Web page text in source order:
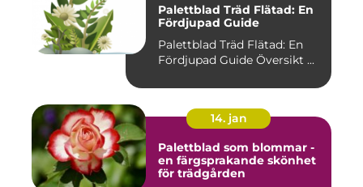
Palettblad Träd Flätad: En
Fördjupad Guide
Palettblad Träd Flätad: En
Fördjupad Guide Översikt ...
14. jan
Palettblad som blommar -
en färgsprakande skönhet
för trädgården